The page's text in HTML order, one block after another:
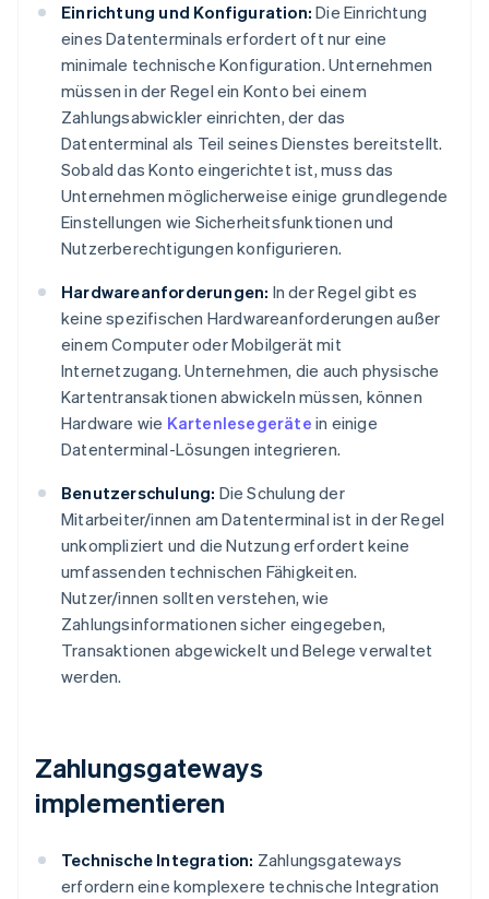
Einrichtung und Konfiguration: Die Einrichtung
eines Datenterminals erfordert oft nur eine
minimale technische Konfiguration. Unternehmen
müssen in der Regel ein Konto bei einem
Zahlungsabwickler einrichten, der das
Datenterminal als Teil seines Dienstes bereitstellt.
Sobald das Konto eingerichtet ist, muss das
Unternehmen möglicherweise einige grundlegende
Einstellungen wie Sicherheitsfunktionen und
Nutzerberechtigungen konfigurieren.
Hardwareanforderungen: In der Regel gibt es
keine spezifischen Hardwareanforderungen außer
einem Computer oder Mobilgerät mit
Internetzugang. Unternehmen, die auch physische
Kartentransaktionen abwickeln müssen, können
Hardware wie Kartenlesegeräte in einige
Datenterminal-Lösungen integrieren.
Benutzerschulung: Die Schulung der
Mitarbeiter/innen am Datenterminal ist in der Regel
unkompliziert und die Nutzung erfordert keine
umfassenden technischen Fähigkeiten.
Nutzer/innen sollten verstehen, wie
Zahlungsinformationen sicher eingegeben,
Transaktionen abgewickelt und Belege verwaltet
werden.
Zahlungsgateways
implementieren
Technische Integration: Zahlungsgateways
erfordern eine komplexere technische Integration